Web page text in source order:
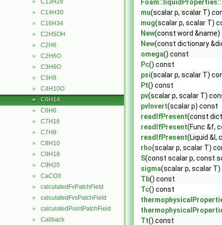
► C13H28
► C14H30
► C16H34
► C2H5OH
► C2H6
► C2H6O
► C3H6O
► C3H8
► C4H10O
► C6H14
► C6H6
► C7H16
► C7H8
► C8H10
► C8H18
► C9H20
► CaCO3
► calculatedFvPatchField
► calculatedFvsPatchField
► calculatedPointPatchField
► Callback
mu(scalar p, scalar T)
mug(scalar p, scalar T)
New(const word &name)
New(const dictionary
omega() const
Pc() const
psi(scalar p, scalar T)
Pt() const
pv(scalar p, scalar T)
pvInvert(scalar p) const
readIfPresent(const
readIfPresent(Func &f,
readIfPresent(Liquid &l,
rho(scalar p, scalar T)
S(const scalar p, const
sigma(scalar p, scalar
Tb() const
Tc() const
Tt() const